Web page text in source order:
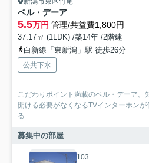
ベル・デーア
5.5万円 管理/共益費1,800円
37.17㎡ (1LDK) /築14年 /2階建
白新線「東新潟」駅 徒歩26分
公共下水
こだわりポイント満載のベル・デーア。
開ける必要がなくなるTVインターホン
る
募集中の部屋
103